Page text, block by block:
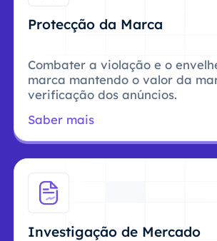
Protecção da Marca
Combater a violação e o
marca mantendo o valor da
verificação dos anúncios.
Saber mais
Investigação de Mercado